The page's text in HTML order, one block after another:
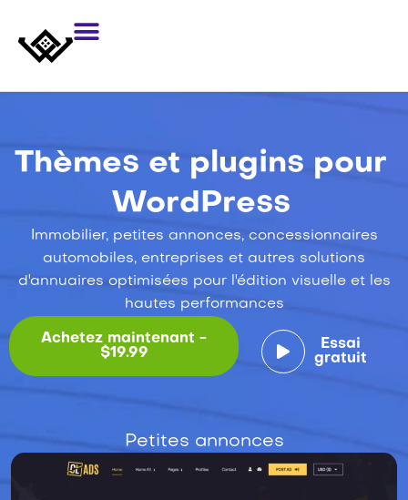
Thèmes et plugins pour
WordPress
Immobilier, petites annonces, concessionnaires
automobiles, entreprises et autres solutions
d'annuaires optimisées pour l'édition visuelle et les
hautes performances
Achetez maintenant -
$19.99
Essai
gratuit
Petites annonces